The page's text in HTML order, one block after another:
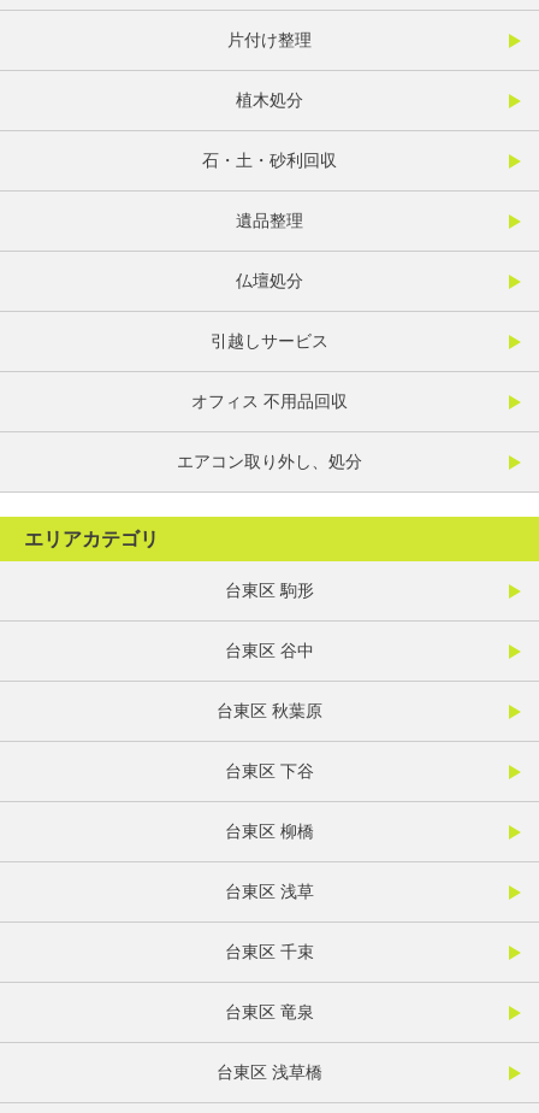
片付け整理
植木処分
石・土・砂利回収
遺品整理
仏壇処分
引越しサービス
オフィス 不用品回収
エアコン取り外し、処分
エリアカテゴリ
台東区 駒形
台東区 谷中
台東区 秋葉原
台東区 下谷
台東区 柳橋
台東区 浅草
台東区 千束
台東区 竜泉
台東区 浅草橋